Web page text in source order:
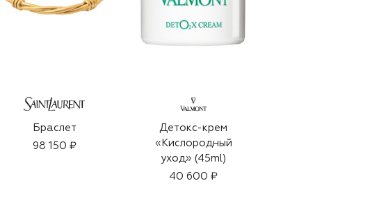
Браслет
98 150 ₽
Детокс-крем
«Кислородный
уход» (45ml)
40 600 ₽